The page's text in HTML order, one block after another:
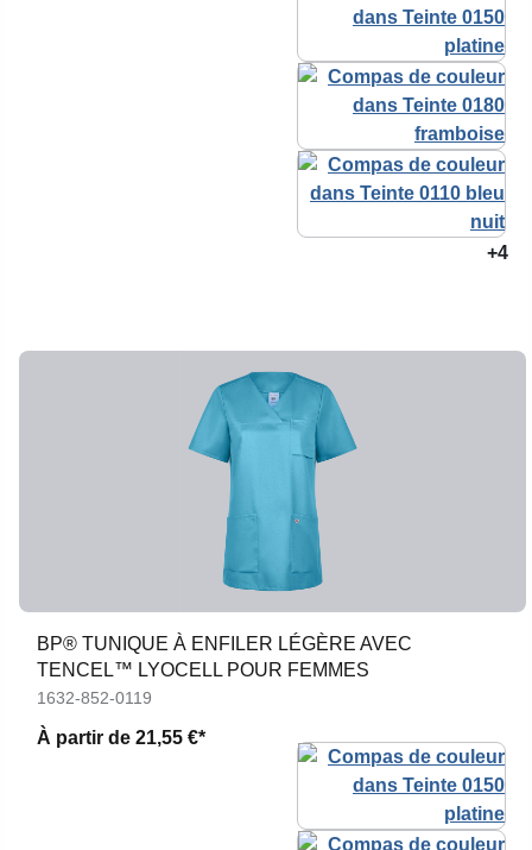
+4
BP® TUNIQUE À ENFILER LÉGÈRE AVEC
TENCEL™ LYOCELL POUR FEMMES
1632-852-0119
À partir de 21,55 €*